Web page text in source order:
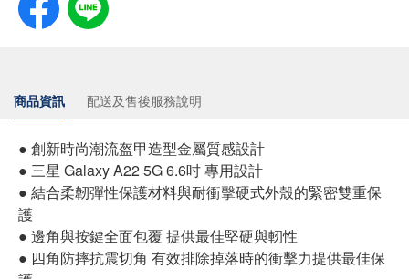
商品資訊 配送及售後服務說明
● 創新時尚潮流盔甲造型金屬質感設計
● 三星 Galaxy A22 5G 6.6吋 專用設計
● 結合柔韌彈性保護材料與耐衝擊硬式外殼的緊密雙重保
護
● 邊角與按鍵全面包覆 提供最佳堅硬與軔性
● 四角防摔抗震切角 有效排除掉落時的衝擊力提供最佳保